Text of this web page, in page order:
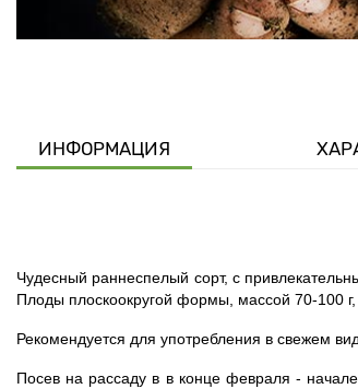
ИНФОРМАЦИЯ
Чудесный раннеспелый сорт, с
Плоды плоскоокругой формы, массой 70-100
Рекомендуется для употребления в свежем
Посев на рассаду в в конце февраля -